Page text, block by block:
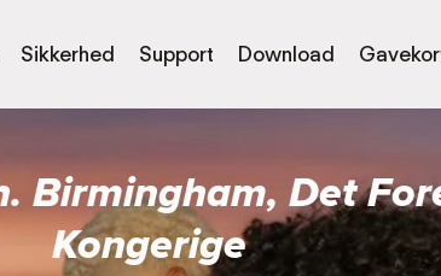
Sikkerhed Support Download
Birmingham, Det
Kongerige